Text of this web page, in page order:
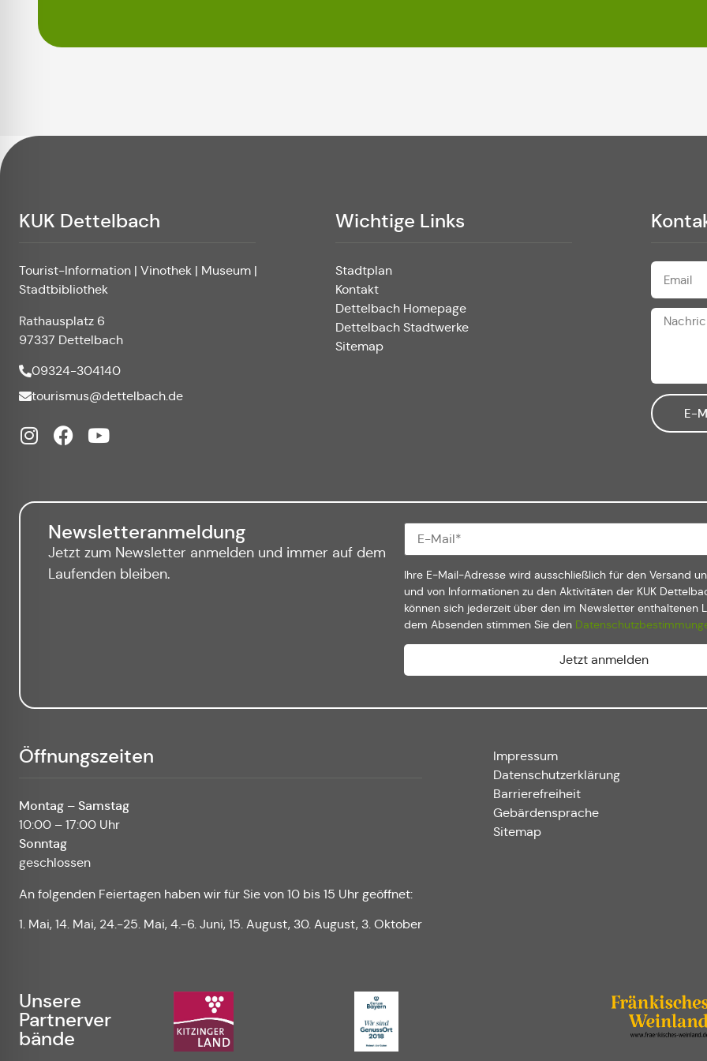
KUK Dettelbach
Tourist-Information | Vinothek | Museum |
Stadtbibliothek
Rathausplatz 6
97337 Dettelbach
09324-304140
tourismus@dettelbach.de
Wichtige Links
Stadtplan
Kontakt
Dettelbach Homepage
Dettelbach Stadtwerke
Sitemap
E-
Newsletteranmeldung
Jetzt zum Newsletter anmelden und immer auf dem
Laufenden bleiben.
Ihre E-Mail-Adresse wird ausschließlich für den Versand
und von Informationen zu den Aktivitäten der KUK
können sich jederzeit über den im Newsletter enthaltenen
dem Absenden stimmen Sie den
Öffnungszeiten
Montag – Samstag
10:00 – 17:00 Uhr
Sonntag
geschlossen
An folgenden Feiertagen haben wir für Sie von 10 bis 15 Uhr geöffnet:
1. Mai, 14. Mai, 24.-25. Mai, 4.-6. Juni, 15. August, 30. August, 3. Oktober
Impressum
Datenschutzerklärung
Barrierefreiheit
Gebärdensprache
Sitemap
Unsere
Partnerver
bände